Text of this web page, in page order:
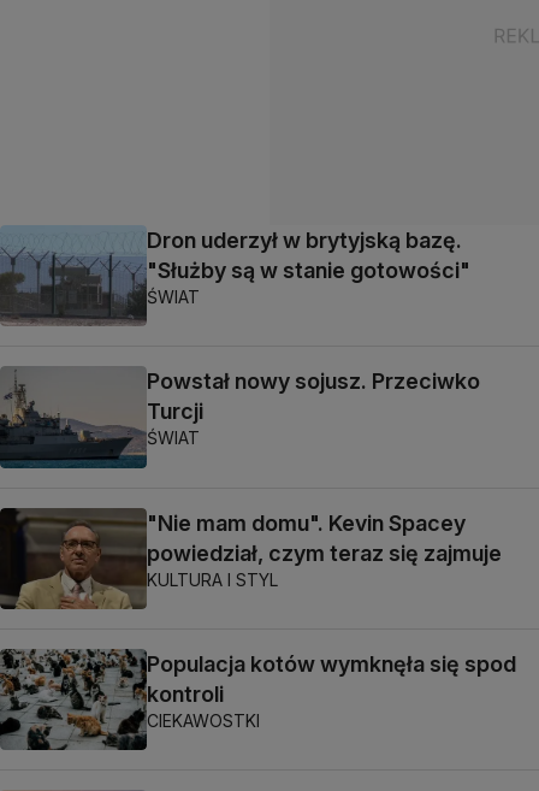
Dron uderzył w brytyjską bazę.
"Służby są w stanie gotowości"
ŚWIAT
Powstał nowy sojusz. Przeciwko
Turcji
ŚWIAT
"Nie mam domu". Kevin Spacey
powiedział, czym teraz się zajmuje
KULTURA I STYL
Populacja kotów wymknęła się spod
kontroli
CIEKAWOSTKI